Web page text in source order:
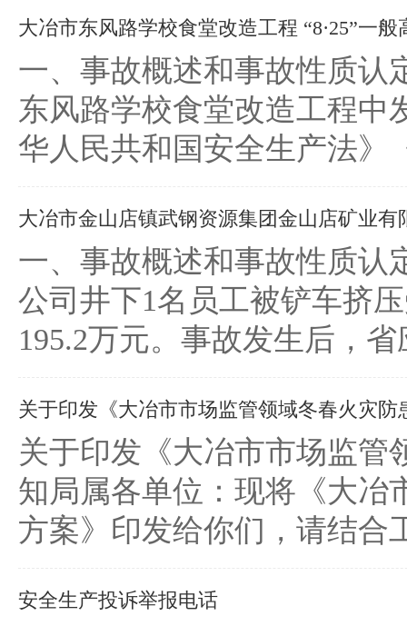
大冶市东风路学校食堂改造工程 “8·25”一
一、事故概述和事故性质认
东风路学校食堂改造工程中
华人民共和国安全生产法》
大冶市金山店镇武钢资源集团金山店矿业有
一、事故概述和事故性质认
公司井下1名员工被铲车挤
195.2万元。事故发生后，
关于印发《大冶市市场监管领域冬春火灾防
关于印发《大冶市市场监管
知局属各单位：现将《大冶
方案》印发给你们，请结合
安全生产投诉举报电话